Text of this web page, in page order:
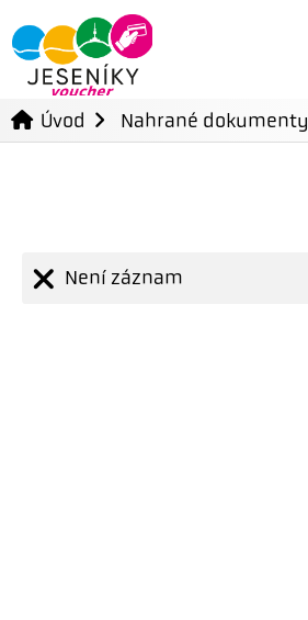
Úvod Nahrané dokumenty
Není záznam